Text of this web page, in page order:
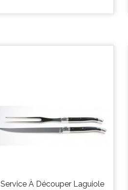
Service À Découper Laguiole